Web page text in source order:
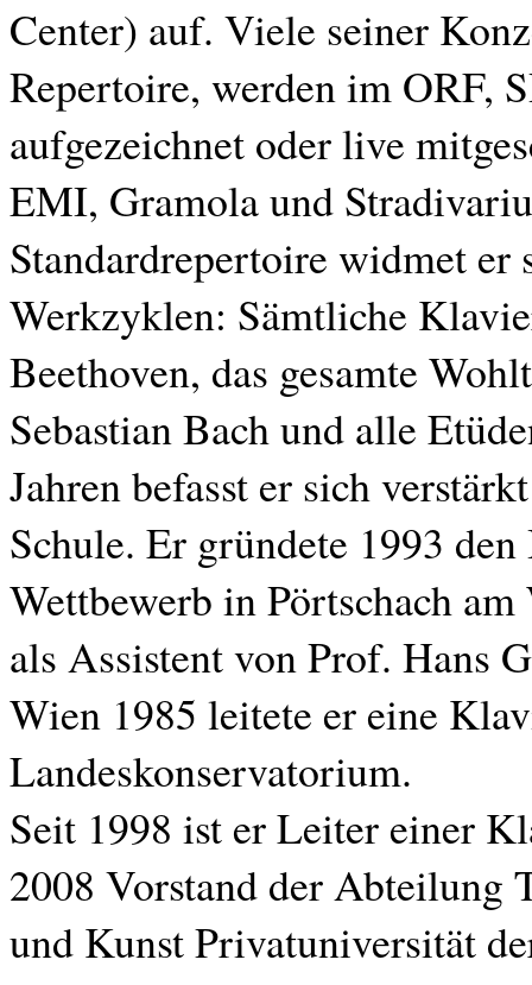
Center) auf. Viele seiner
Repertoire, werden im ORF,
aufgezeichnet oder live
EMI, Gramola und
Standardrepertoire widmet er
Werkzyklen: Sämtliche
Beethoven, das gesamte
Sebastian Bach und alle
Jahren befasst er sich
Schule. Er gründete 1993
Wettbewerb in Pörtschach
als Assistent von Prof. Hans
Wien 1985 leitete er eine
Landeskonservatorium.
Seit 1998 ist er Leiter einer
2008 Vorstand der Abteilung
und Kunst Privatuniversität